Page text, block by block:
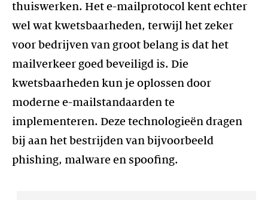
thuiswerken. Het e-mailprotocol kent echter
wel wat kwetsbaarheden, terwijl het zeker
voor bedrijven van groot belang is dat het
mailverkeer goed beveiligd is. Die
kwetsbaarheden kun je oplossen door
moderne e-mailstandaarden te
implementeren. Deze technologieën dragen
bij aan het bestrijden van bijvoorbeeld
phishing, malware en spoofing.